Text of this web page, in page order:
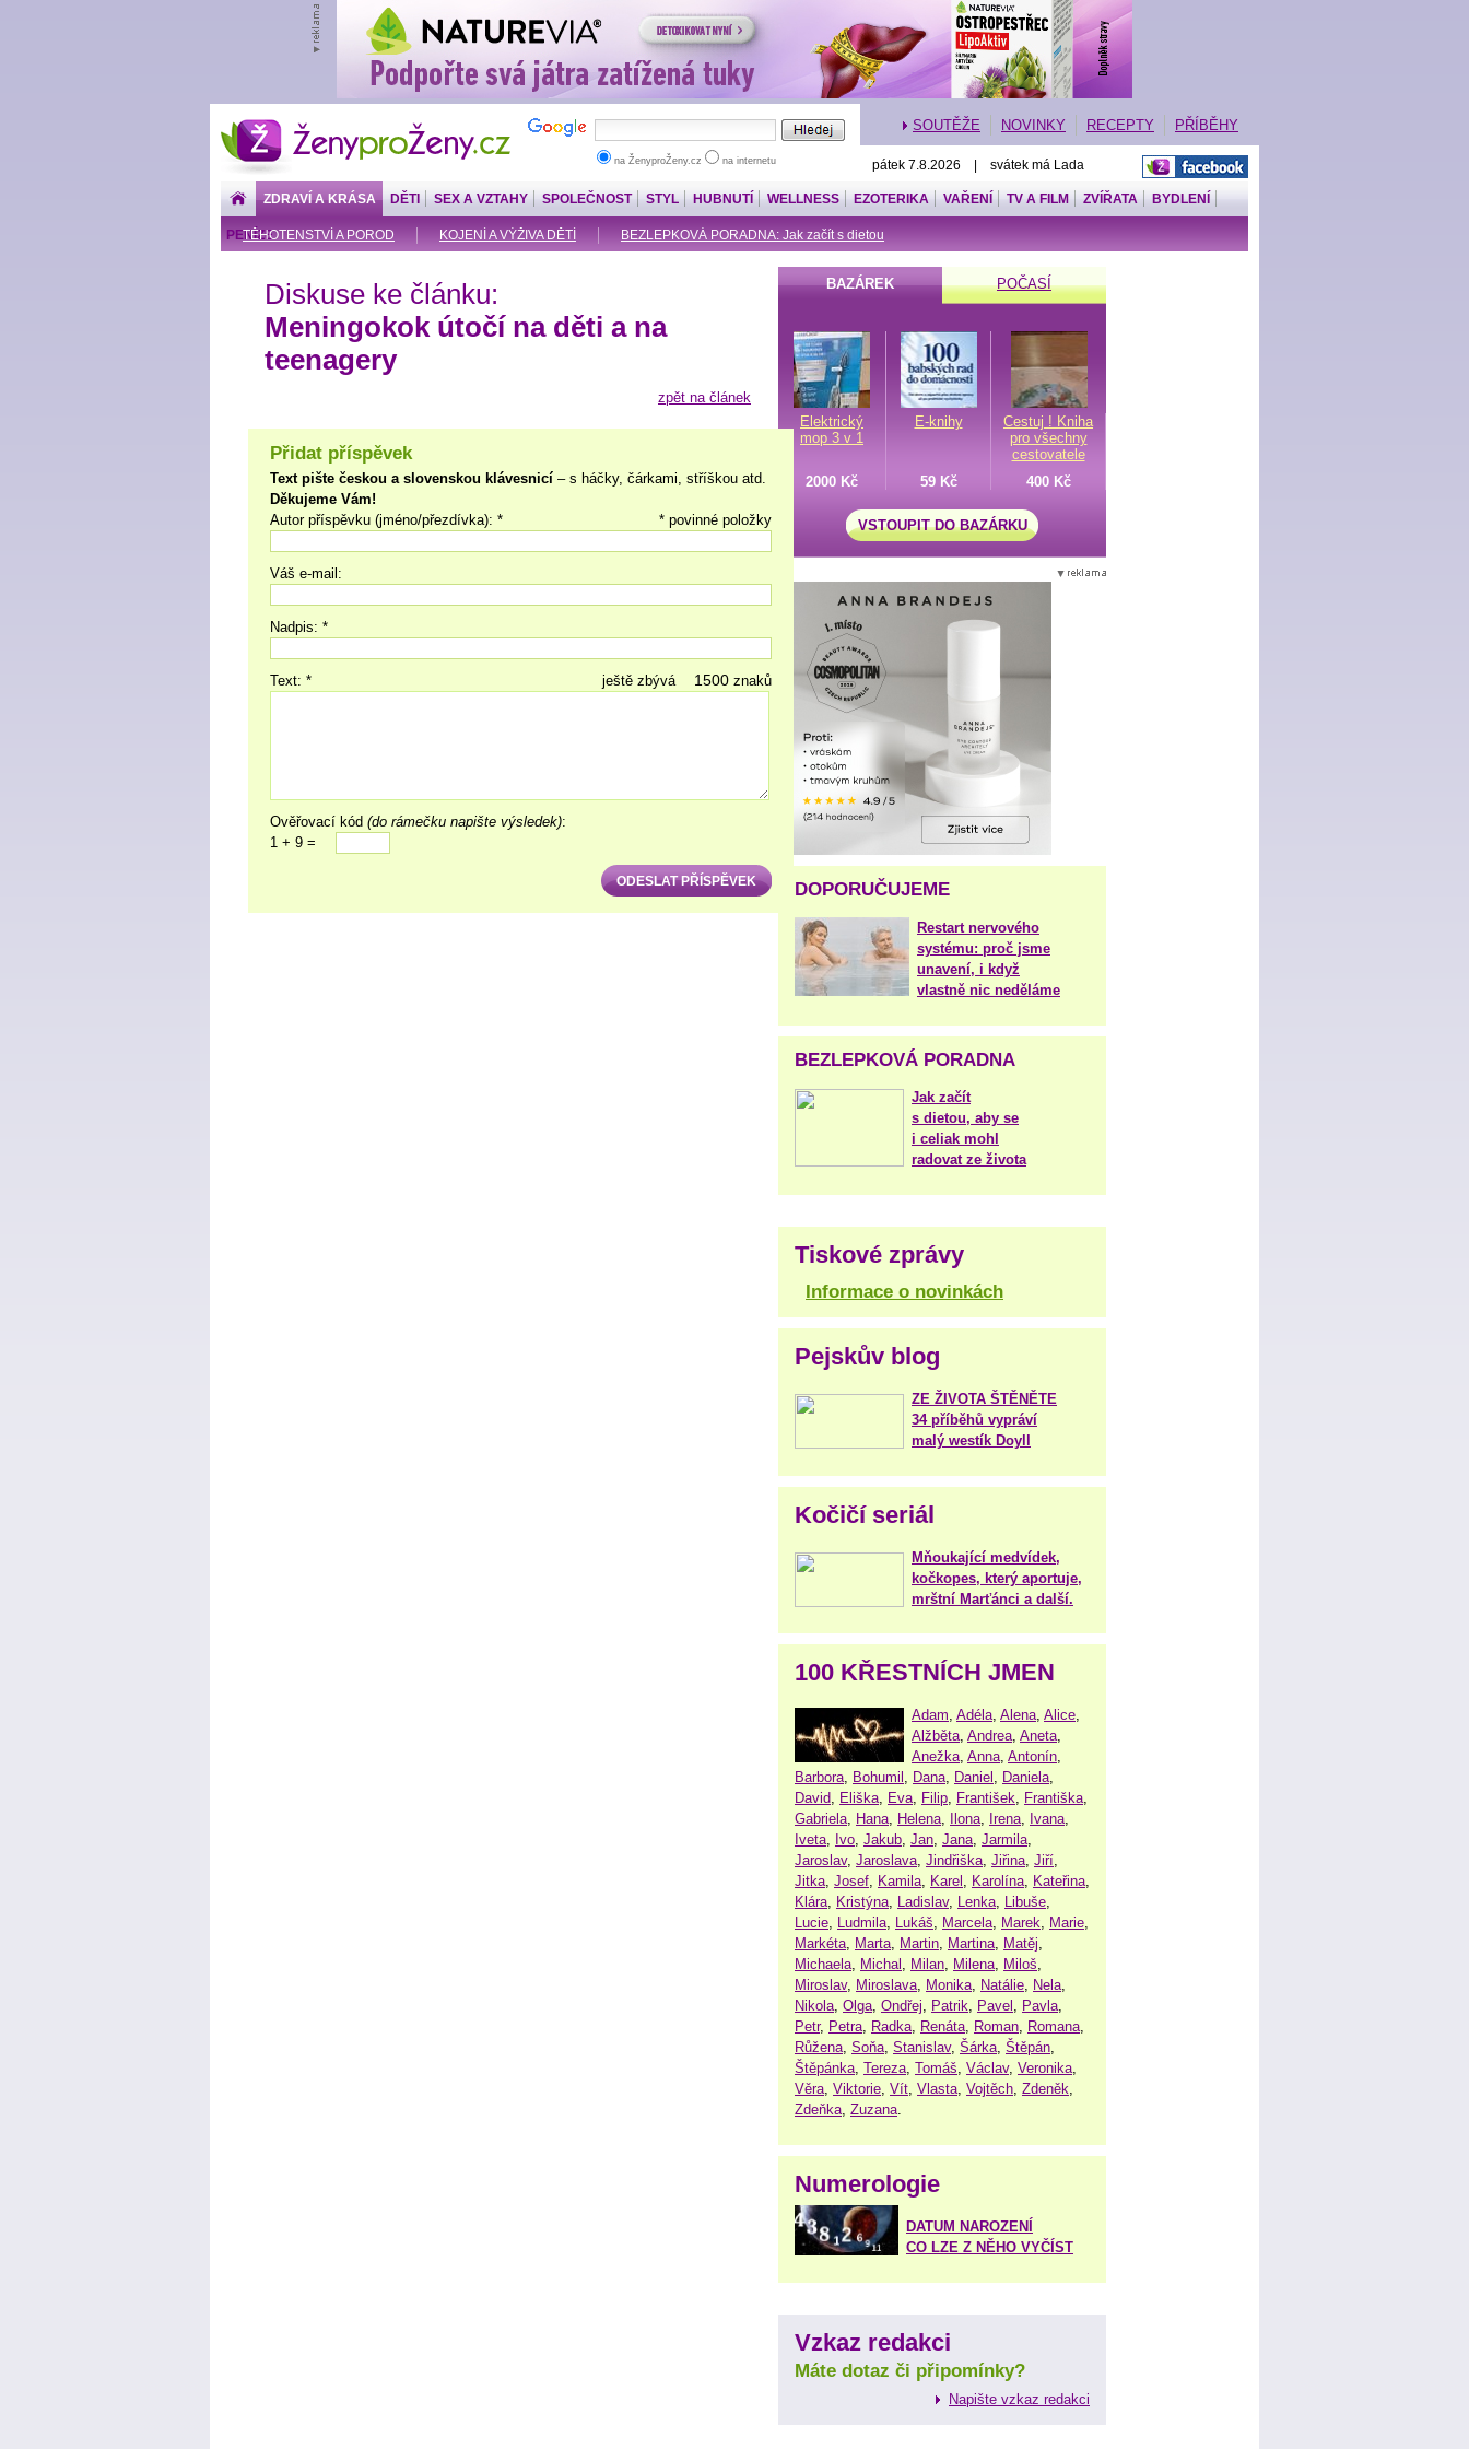
ŽenyproŽeny.cz
na ŽenyproŽeny.cz na internetu
SOUTĚŽE NOVINKY RECEPTY PŘÍBĚHY
pátek 7.8.2026 | svátek má Lada
ZDRAVÍ A KRÁSA
TĚHOTENSTVÍ A POROD KOJENÍ A VÝŽIVA DĚTÍ BEZLEPKOVÁ PORADNA: Jak začít s dietou
DĚTI SEX A VZTAHY SPOLEČNOST STYL HUBNUTÍ WELLNESS EZOTERIKA VAŘENÍ TV A FILM ZVÍŘATA BYDLENÍ
PENÍZE
Diskuse ke článku:
Meningokok útočí na děti a na
teenagery
zpět na článek
Přidat příspěvek
Text pište českou a slovenskou klávesnicí – s háčky, čárkami, stříškou atd.
Děkujeme Vám!
* povinné položky
Autor příspěvku (jméno/přezdívka): *
Váš e-mail:
Nadpis: *
ještě zbývá znaků
Text: *
Ověřovací kód (do rámečku napište výsledek):
1 + 9 =
BAZÁREK POČASÍ
Elektrický
mop 3 v 1
E-knihy
Cestuj ! Kniha
pro všechny
cestovatele
2000 Kč
59 Kč 400 Kč
VSTOUPIT DO BAZÁRKU
DOPORUČUJEME
Restart nervového
systému: proč jsme
unavení, i když
vlastně nic neděláme
BEZLEPKOVÁ PORADNA
Jak začít
s dietou, aby se
i celiak mohl
radovat ze života
Tiskové zprávy
Informace o novinkách
Pejskův blog
ZE ŽIVOTA ŠTĚNĚTE
34 příběhů vypráví
malý westík Doyll
Kočičí seriál
Mňoukající medvídek,
kočkopes, který aportuje,
mrštní Marťánci a další.
100 KŘESTNÍCH JMEN
Adam, Adéla, Alena, Alice,
Alžběta, Andrea, Aneta,
Anežka, Anna, Antonín,
Barbora, Bohumil , Dana, Daniel , Daniela,
David, Eliška, Eva, Filip, František, Františka,
Gabriela, Hana, Helena, Ilona, Irena, Ivana,
Iveta, Ivo, Jakub, Jan, Jana, Jarmila,
Jaroslav, Jaroslava, Jindřiška, Jiřina, Jiří,
Jitka, Josef, Kamila, Karel , Karolína, Kateřina,
Klára, Kristýna, Ladislav, Lenka, Libuše,
Lucie, Ludmila, Lukáš, Marcela, Marek, Marie,
Markéta, Marta, Martin, Martina, Matěj,
Michaela, Michal , Milan, Milena, Miloš,
Miroslav, Miroslava, Monika, Natálie, Nela,
Nikola, Olga, Ondřej, Patrik, Pavel , Pavla,
Petr, Petra, Radka, Renáta, Roman, Romana,
Růžena, Soňa, Stanislav, Šárka, Štěpán,
Štěpánka, Tereza, Tomáš, Václav, Veronika,
Věra, Viktorie, Vít, Vlasta, Vojtěch, Zdeněk,
Zdeňka, Zuzana.
Numerologie
DATUM NAROZENÍ
CO LZE Z NĚHO VYČÍST
Vzkaz redakci
Máte dotaz či připomínky?
Napište vzkaz redakci